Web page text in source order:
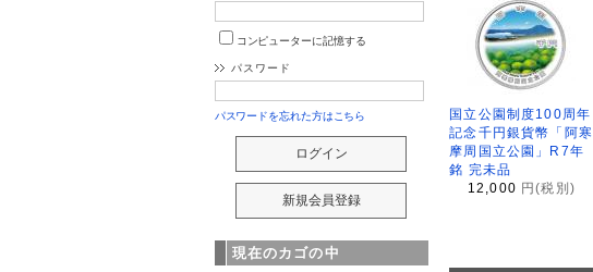
国立公園制度100周年
記念千円銀貨幣「阿寒
摩周国立公園」R7年
銘 完未品
12,000 円(税別)
コンピューターに記憶する
パスワード
パスワードを忘れた方はこちら
現在のカゴの中